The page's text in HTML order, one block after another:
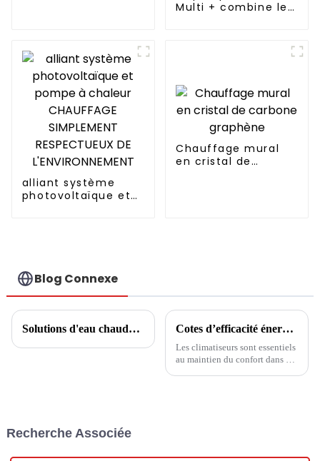
L'ENVIRONNEMENT
Multi + combine le
l'approvisionnement
système économe
en énergie.
alliant système
photovoltaïque et
Chauffage mural
en cristal de
Blog Connexe
Solutions d'eau chaude domestique Cotes d’efficacité énergétique des climatiseurs
Les climatiseurs sont essentiels
au maintien du confort dans de
Recherche Associée